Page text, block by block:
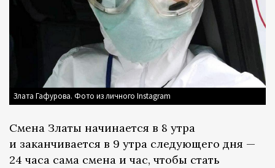
Злата Гафурова. Фото из личного Instagram
Смена Златы начинается в 8 утра
и заканчивается в 9 утра следующего дня —
24 часа сама смена и час, чтобы стать